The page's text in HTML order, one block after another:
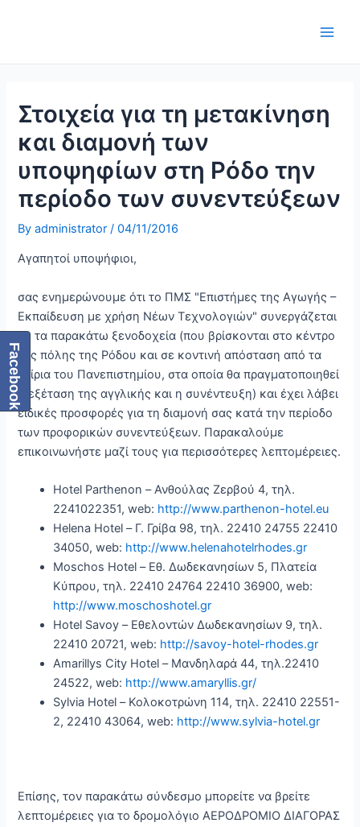
Στοιχεία για τη μετακίνηση
και διαμονή των
υποψηφίων στη Ρόδο την
περίοδο των συνεντεύξεων
Byadministrator/04/11/2016
Αγαπητοί υποψήφιοι,
σας ενημερώνουμε ότι το ΠΜΣ "Επιστήμες της Αγωγής –
Εκπαίδευση με χρήση Νέων Τεχνολογιών" συνεργάζεται
με τα παρακάτω ξενοδοχεία (που βρίσκονται στο κέντρο
της πόλης της Ρόδου και σε κοντινή απόσταση από τα
κτίρια του Πανεπιστημίου, στα οποία θα πραγματοποιηθεί
η εξέταση της αγγλικής και η συνέντευξη) και έχει λάβει
ειδικές προσφορές για τη διαμονή σας κατά την περίοδο
των προφορικών συνεντεύξεων. Παρακαλούμε
επικοινωνήστε μαζί τους για περισσότερες λεπτομέρειες.
Hotel Parthenon – Ανθούλας Ζερβού 4, τηλ.
2241022351, web: http://www.parthenon-hotel.eu
Helena Hotel – Γ. Γρίβα 98, τηλ. 22410 24755 22410
34050, web: http://www.helenahotelrhodes.gr
Moschos Hotel – Εθ. Δωδεκανησίων 5, Πλατεία
Κύπρου, τηλ. 22410 24764 22410 36900, web:
http://www.moschoshotel.gr
Hotel Savoy – Εθελοντών Δωδεκανησίων 9, τηλ.
22410 20721, web: http://savoy-hotel-rhodes.gr
Amarillys City Hotel – Μανδηλαρά 44, τηλ.22410
24522, web: http://www.amaryllis.gr/
Sylvia Hotel – Κολοκοτρώνη 114, τηλ. 22410 22551-
2, 22410 43064, web: http://www.sylvia-hotel.gr
Επίσης, τον παρακάτω σύνδεσμο μπορείτε να βρείτε
λεπτομέρειες για το δρομολόγιο ΑΕΡΟΔΡΟΜΙΟ ΔΙΑΓΟΡΑΣ
Facebook